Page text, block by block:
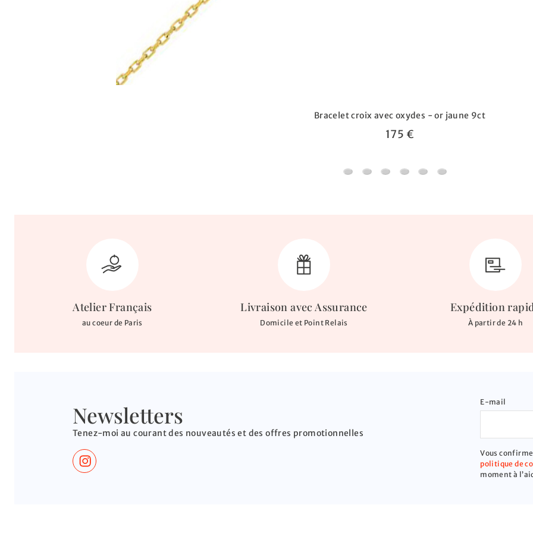
Bracelet croix avec oxydes - or jaune 9ct
175 €
Bracelet croix avec oxydes - or jaune 9ct
Bracelet perles 4,5mm sur chaîne forçat
Bracelet Jonc Double Barre avec
Bracelet femme oxyde losange -
Bracelet chaîne forçat &
Jonc ciselé croix
Atelier Français
au coeur de Paris
Livraison avec Assurance
Domicile et Point Relais
Expédition
À partir de 24 h
Newsletters
Tenez-moi au courant des nouveautés et des offres promotionnelles
E-mail
Vous
politique de
moment à